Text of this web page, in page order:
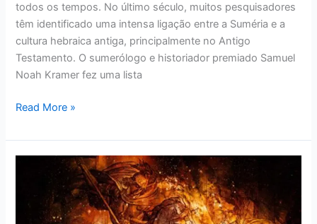
todos os tempos. No último século, muitos pesquisadores
têm identificado uma intensa ligação entre a Suméria e a
cultura hebraica antiga, principalmente no Antigo
Testamento. O sumerólogo e historiador premiado Samuel
Noah Kramer fez uma lista
Read More »
Inscrições